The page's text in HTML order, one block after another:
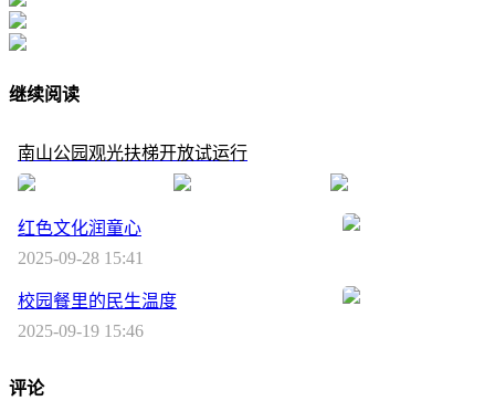
继续阅读
南山公园观光扶梯开放试运行
红色文化润童心
2025-09-28 15:41
校园餐里的民生温度
2025-09-19 15:46
评论